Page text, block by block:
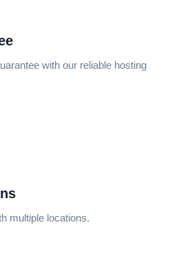
with our reliable hosting
multiple locations.